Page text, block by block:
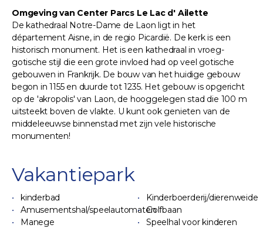
Omgeving van Center Parcs Le Lac d' Ailette
De kathedraal Notre-Dame de Laon ligt in het
département Aisne, in de regio Picardië. De kerk is een
historisch monument. Het is een kathedraal in vroeg-
gotische stijl die een grote invloed had op veel gotische
gebouwen in Frankrijk. De bouw van het huidige gebouw
begon in 1155 en duurde tot 1235. Het gebouw is opgericht
op de 'akropolis' van Laon, de hooggelegen stad die 100 m
uitsteekt boven de vlakte. U kunt ook genieten van de
middeleeuwse binnenstad met zijn vele historische
monumenten!
Vakantiepark
kinderbad
Kinderboerderij/dierenweide
Amusementshal/speelautomatenGolfbaan
Manege
Speelhal voor kinderen